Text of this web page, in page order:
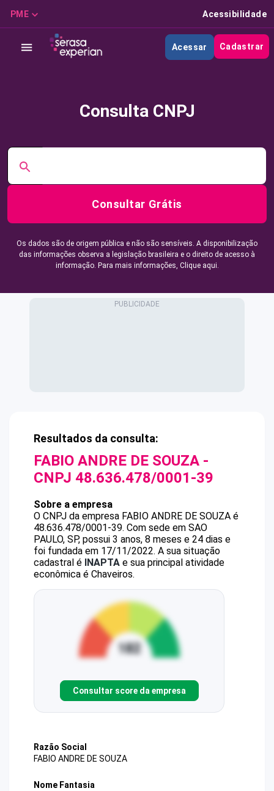
PME Acessibilidade
Acessar Cadastrar
Consulta CNPJ
Consultar Grátis
Os dados são de origem pública e não são sensíveis. A disponibilização
das informações observa a legislação brasileira e o direito de acesso à
informação. Para mais informações, Clique aqui.
Resultados da consulta:
FABIO ANDRE DE SOUZA -
CNPJ 48.636.478/0001-39
Sobre a empresa
O CNPJ da empresa FABIO ANDRE DE SOUZA é
48.636.478/0001-39. Com sede em SAO
PAULO, SP, possui 3 anos, 8 meses e 24 dias e
foi fundada em 17/11/2022. A sua situação
cadastral é INAPTA e sua principal atividade
econômica é Chaveiros.
Consultar score da empresa
Razão Social
FABIO ANDRE DE SOUZA
Nome Fantasia